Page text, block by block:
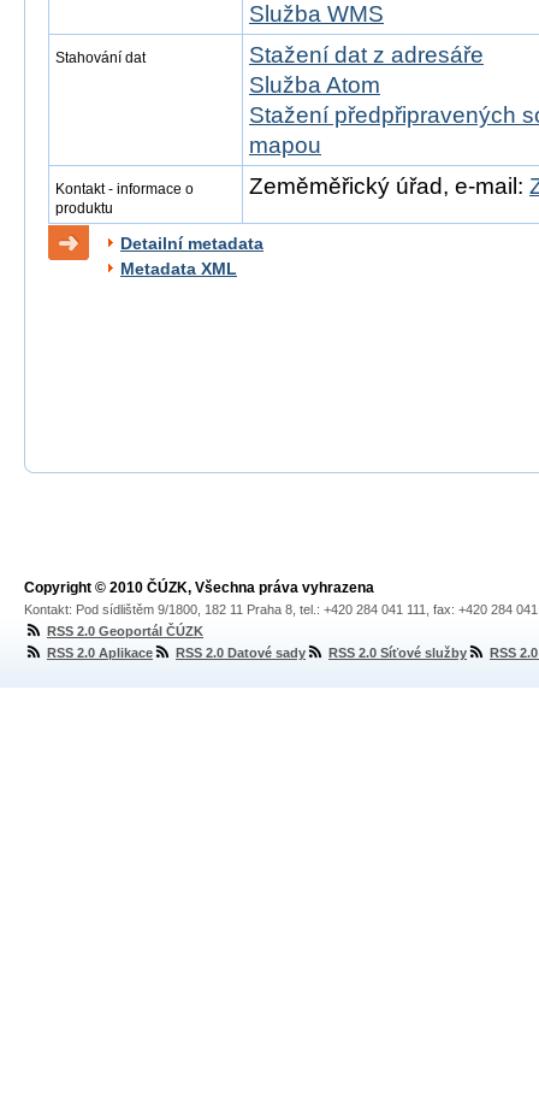
Služba WMS
Stahování dat
Stažení dat z adresáře
Služba Atom
Stažení předpřipravených
mapou
Kontakt - informace o
produktu
Zeměměřický úřad, e-mail:
Detailní metadata
Metadata XML
Copyright © 2010 ČÚZK, Všechna práva vyhrazena
Kontakt: Pod sídlištěm 9/1800, 182 11 Praha 8, tel.: +420 284 041 111, fax: +420 284
RSS 2.0 Geoportál ČÚZK
RSS 2.0 Aplikace
RSS 2.0 Datové sady RSS 2.0 Síťové služby RSS